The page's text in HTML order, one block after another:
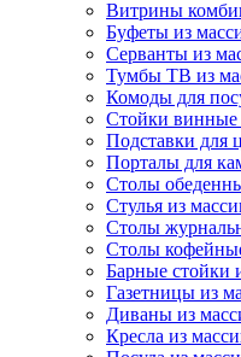
Витрины
Буфеты из
Серванты из
Тумбы ТВ из
Комоды для
Стойки винные
Подставки для
Порталы для
Столы
Стулья из
Столы
Столы
Барные стойки
Газетницы из
Диваны из
Кресла из